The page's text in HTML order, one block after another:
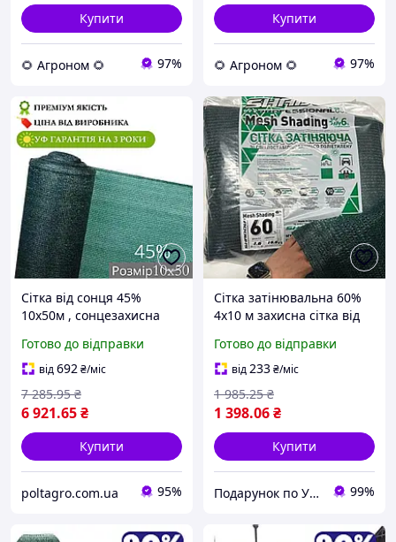
Купити
🌻 Агроном 🌻 97%
Купити
🌻 Агроном 🌻 97%
Сітка від сонця 45%
10х50м , сонцезахисна
від граду
Готово до відправки
від692₴/міс
6 921.65₴
7 285.95 ₴
Купити
poltagro.com.ua 95%
Сітка затінювальна 60%
4x10 м захисна сітка від
альтанок рослин навісів і
саду
Готово до відправки
від233₴/міс
1 398.06₴
1 985.25 ₴
Купити
Подарунок по Українськи 99%